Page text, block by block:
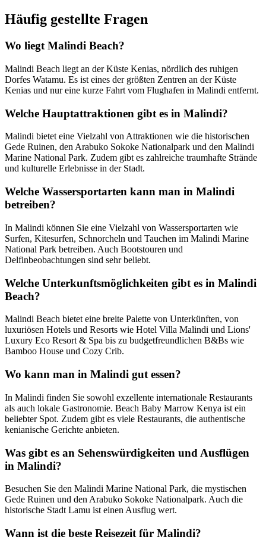
Häufig gestellte Fragen
Wo liegt Malindi Beach?
Malindi Beach liegt an der Küste Kenias, nördlich des ruhigen
Dorfes Watamu. Es ist eines der größten Zentren an der Küste
Kenias und nur eine kurze Fahrt vom Flughafen in Malindi entfernt.
Welche Hauptattraktionen gibt es in Malindi?
Malindi bietet eine Vielzahl von Attraktionen wie die historischen
Gede Ruinen, den Arabuko Sokoke Nationalpark und den Malindi
Marine National Park. Zudem gibt es zahlreiche traumhafte Strände
und kulturelle Erlebnisse in der Stadt.
Welche Wassersportarten kann man in Malindi
betreiben?
In Malindi können Sie eine Vielzahl von Wassersportarten wie
Surfen, Kitesurfen, Schnorcheln und Tauchen im Malindi Marine
National Park betreiben. Auch Bootstouren und
Delfinbeobachtungen sind sehr beliebt.
Welche Unterkunftsmöglichkeiten gibt es in Malindi
Beach?
Malindi Beach bietet eine breite Palette von Unterkünften, von
luxuriösen Hotels und Resorts wie Hotel Villa Malindi und Lions'
Luxury Eco Resort & Spa bis zu budgetfreundlichen B&Bs wie
Bamboo House und Cozy Crib.
Wo kann man in Malindi gut essen?
In Malindi finden Sie sowohl exzellente internationale Restaurants
als auch lokale Gastronomie. Beach Baby Marrow Kenya ist ein
beliebter Spot. Zudem gibt es viele Restaurants, die authentische
kenianische Gerichte anbieten.
Was gibt es an Sehenswürdigkeiten und Ausflügen
in Malindi?
Besuchen Sie den Malindi Marine National Park, die mystischen
Gede Ruinen und den Arabuko Sokoke Nationalpark. Auch die
historische Stadt Lamu ist einen Ausflug wert.
Wann ist die beste Reisezeit für Malindi?